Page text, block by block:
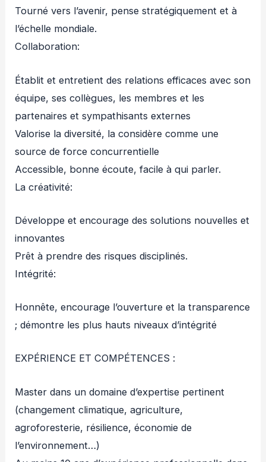
Tourné vers l’avenir, pense stratégiquement et à
l’échelle mondiale.
Collaboration:
Établit et entretient des relations efficaces avec son
équipe, ses collègues, les membres et les
partenaires et sympathisants externes
Valorise la diversité, la considère comme une
source de force concurrentielle
Accessible, bonne écoute, facile à qui parler.
La créativité:
Développe et encourage des solutions nouvelles et
innovantes
Prêt à prendre des risques disciplinés.
Intégrité:
Honnête, encourage l’ouverture et la transparence
; démontre les plus hauts niveaux d’intégrité
EXPÉRIENCE ET COMPÉTENCES :
Master dans un domaine d’expertise pertinent
(changement climatique, agriculture,
agroforesterie, résilience, économie de
l’environnement…)